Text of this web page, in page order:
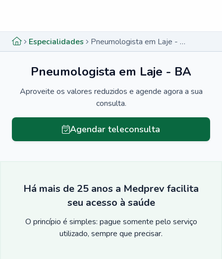
Especialidades Pneumologista em Laje - BA
Pneumologista em Laje - BA
Aproveite os valores reduzidos e agende agora a sua
consulta.
Agendar teleconsulta
Há mais de 25 anos a Medprev facilita
seu acesso à saúde
O princípio é simples: pague somente pelo serviço
utilizado, sempre que precisar.